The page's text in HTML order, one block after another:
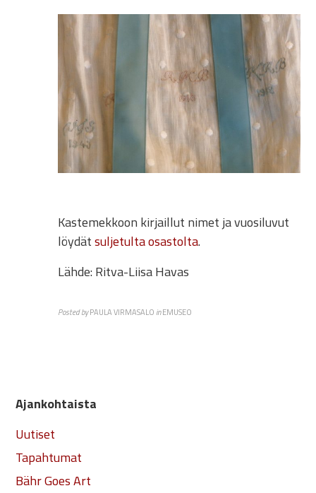
Kastemekkoon kirjaillut nimet ja vuosiluvut
löydätsuljetulta osastolta.
Lähde: Ritva-Liisa Havas
Posted byPAULA VIRMASALO inEMUSEO
Ajankohtaista
Uutiset
Tapahtumat
Bähr Goes Art